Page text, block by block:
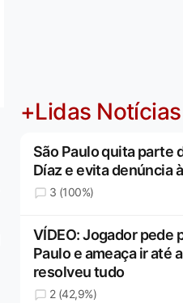
+Lidas Notícias
São Paulo quita parte
Díaz e evita denúncia
3 (100%)
VÍDEO: Jogador pede
Paulo e ameaça ir até
resolveu tudo
2 (42,9%)